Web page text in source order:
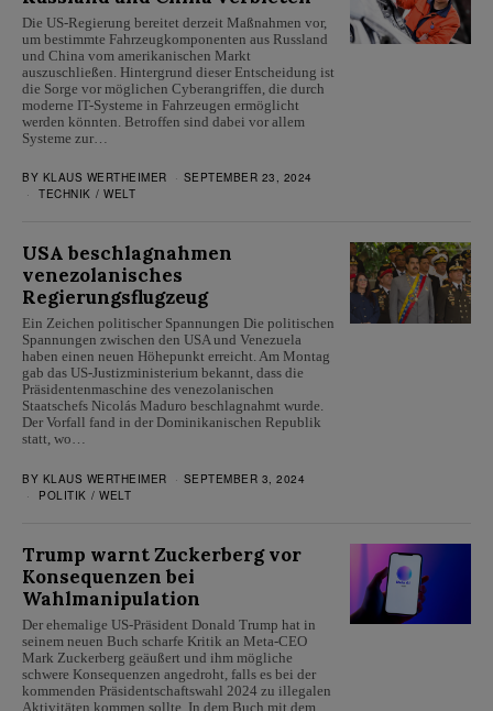
Die US-Regierung bereitet derzeit Maßnahmen vor,
um bestimmte Fahrzeugkomponenten aus Russland
und China vom amerikanischen Markt
auszuschließen. Hintergrund dieser Entscheidung ist
die Sorge vor möglichen Cyberangriffen, die durch
moderne IT-Systeme in Fahrzeugen ermöglicht
werden könnten. Betroffen sind dabei vor allem
Systeme zur…
BY KLAUS WERTHEIMER
SEPTEMBER 23, 2024
TECHNIK / WELT
USA beschlagnahmen
venezolanisches
Regierungsflugzeug
Ein Zeichen politischer Spannungen Die politischen
Spannungen zwischen den USA und Venezuela
haben einen neuen Höhepunkt erreicht. Am Montag
gab das US-Justizministerium bekannt, dass die
Präsidentenmaschine des venezolanischen
Staatschefs Nicolás Maduro beschlagnahmt wurde.
Der Vorfall fand in der Dominikanischen Republik
statt, wo…
BY KLAUS WERTHEIMER
SEPTEMBER 3, 2024
POLITIK / WELT
Trump warnt Zuckerberg vor
Konsequenzen bei
Wahlmanipulation
Der ehemalige US-Präsident Donald Trump hat in
seinem neuen Buch scharfe Kritik an Meta-CEO
Mark Zuckerberg geäußert und ihm mögliche
schwere Konsequenzen angedroht, falls es bei der
kommenden Präsidentschaftswahl 2024 zu illegalen
Aktivitäten kommen sollte. In dem Buch mit dem